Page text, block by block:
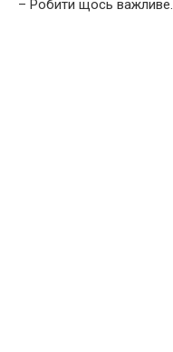
– Робити щось важливе.